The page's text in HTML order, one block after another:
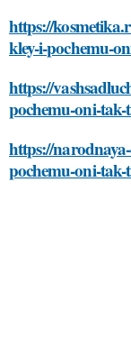
https://
kley-i-pochemu-
https://
pochemu-oni-
https://
pochemu-oni-